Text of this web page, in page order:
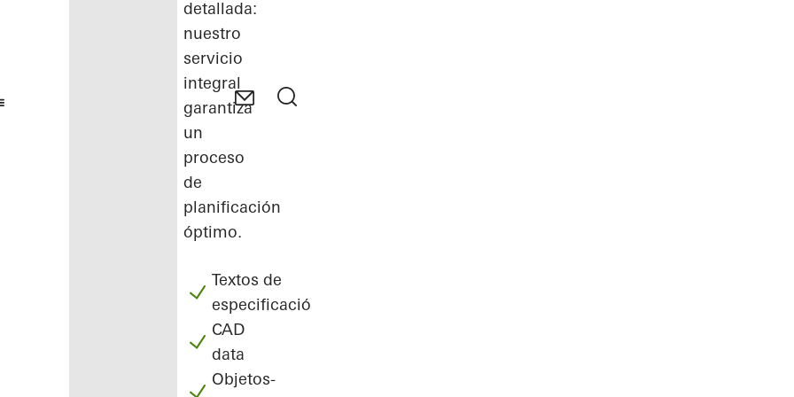
detallada:
nuestro
servicio
integral
garantiza
un
proceso
de
planificación
óptimo.
Textos de
especificación
CAD
data
Objetos-